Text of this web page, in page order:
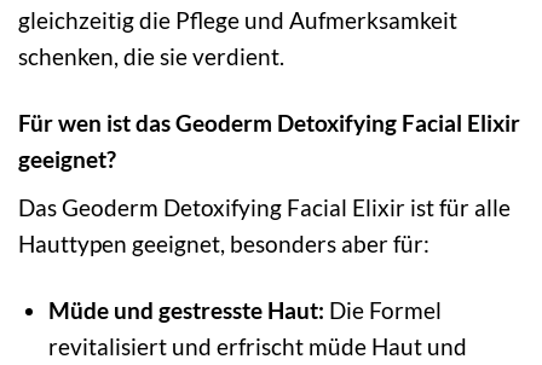
gleichzeitig die Pflege und Aufmerksamkeit
schenken, die sie verdient.
Für wen ist das Geoderm Detoxifying Facial Elixir
geeignet?
Das Geoderm Detoxifying Facial Elixir ist für alle
Hauttypen geeignet, besonders aber für:
Müde und gestresste Haut: Die Formel
revitalisiert und erfrischt müde Haut und